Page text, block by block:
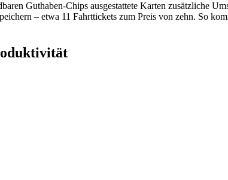
Guthaben-Chips ausgestattete Karten zusätzliche
– etwa 11 Fahrttickets zum Preis von zehn. So